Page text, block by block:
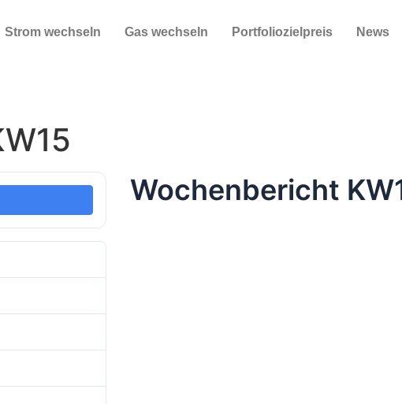
Strom wechseln Gas wechseln Portfoliozielpreis News
Wochenbericht